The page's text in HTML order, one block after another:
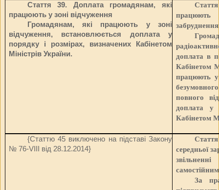
Стаття 39. Доплата громадянам, які
працюють у зоні відчуження
Громадянам, які працюють у зоні
відчуження, встановлюється доплата у
порядку і розмірах, визначених Кабінетом
Міністрів України.
працюють
забруднення
доплата в
Кабінетом
працюють у
повного
доплата у
Кабінетом
{Статтю 45 виключено на підставі Закону
№ 76-VIII від 28.12.2014}
середньої
За